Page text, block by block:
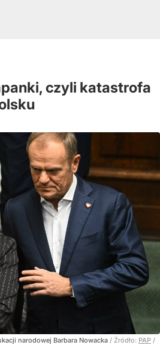
czyli katastrofa
narodowej Barbara Nowacka / Źródło: PAP /